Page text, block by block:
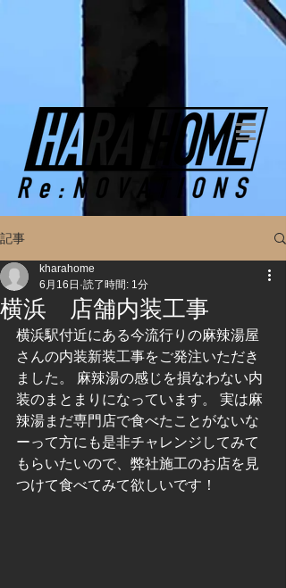
記事
横浜 店舗内装工事
kharahome
6月16日 読了時間: 1分
横浜駅付近にある今流行りの麻辣湯屋
さんの内装新装工事をご発注いただき
ました。 麻辣湯の感じを損なわない内
装のまとまりになっています。 実は麻
辣湯まだ専門店で食べたことがないな
ーって方にも是非チャレンジしてみて
もらいたいので、弊社施工のお店を見
つけて食べてみて欲しいです！